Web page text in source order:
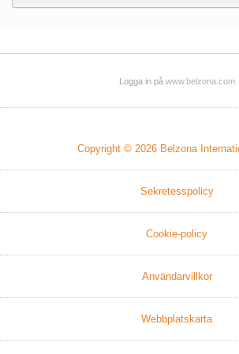
Logga in på www.belzona.com
Copyright © 2026 Belzona
Sekretesspolicy
Cookie-policy
Användarvillkor
Webbplatskarta